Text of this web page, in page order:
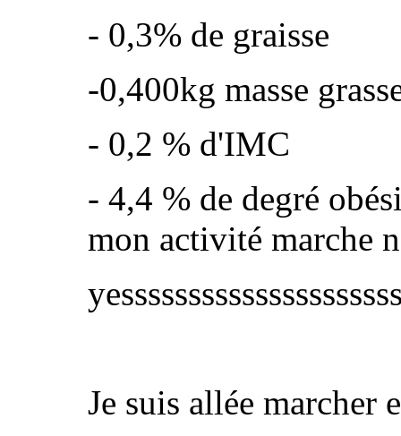
- 0,3% de graisse
-0,400kg masse
- 0,2 % d'IMC
- 4,4 % de degré
mon activité marche
Je suis allée marcher